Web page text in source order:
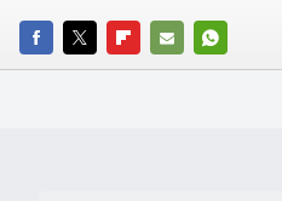
FACEBOOK
TWITTERFLIPBOARD
E-
WHATSAPP